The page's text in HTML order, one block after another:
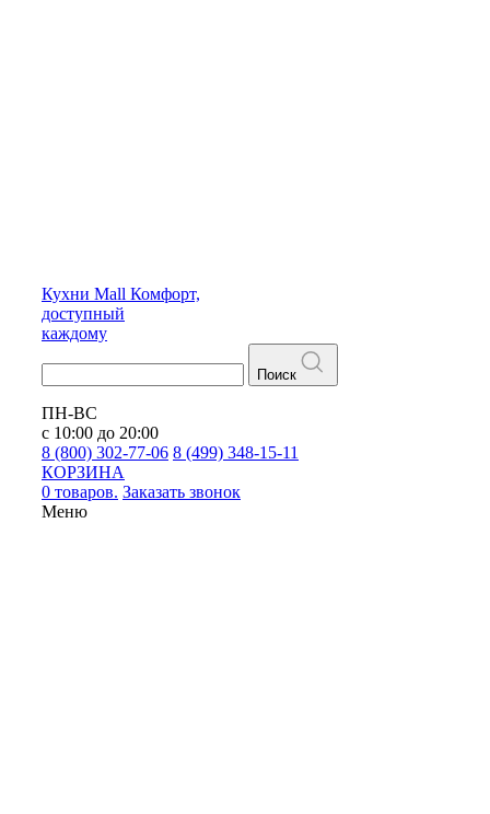
Кухни Mall Комфорт,
доступный
каждому
Поиск
ПН-ВС
с 10:00 до 20:00
8 (800) 302-77-06 8 (499) 348-15-11
КОРЗИНА
0 товаров. Заказать звонок
Меню